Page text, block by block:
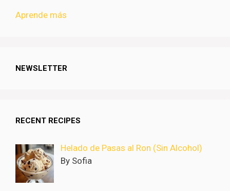
Aprende más
NEWSLETTER
RECENT RECIPES
Helado de Pasas al Ron (Sin Alcohol)
By Sofia